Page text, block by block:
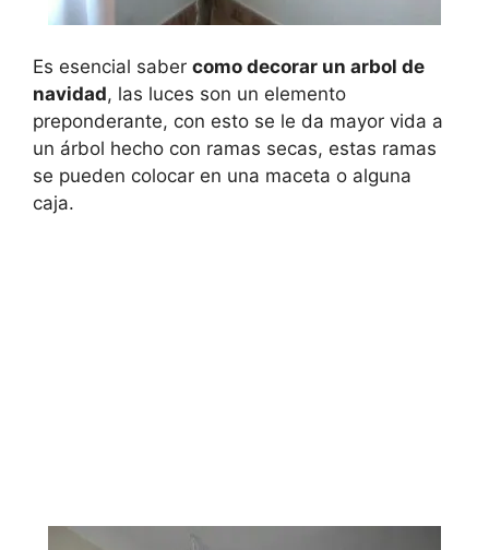
Es esencial saber como decorar un arbol de
navidad, las luces son un elemento
preponderante, con esto se le da mayor vida a
un árbol hecho con ramas secas, estas ramas
se pueden colocar en una maceta o alguna
caja.